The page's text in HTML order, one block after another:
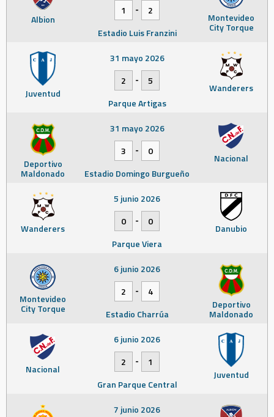
Albion Montevideo
City Torque
1
-
2
Estadio Luis Franzini
Juventud Wanderers
31 mayo 2026
2
-
5
Parque Artigas
Deportivo
Maldonado
Nacional
31 mayo 2026
3
-
0
Estadio Domingo Burgueño
Wanderers Danubio
5 junio 2026
0
-
0
Parque Viera
Montevideo
City Torque Deportivo
Maldonado
6 junio 2026
2
-
4
Estadio Charrúa
Nacional Juventud
6 junio 2026
2
-
1
Gran Parque Central
7 junio 2026